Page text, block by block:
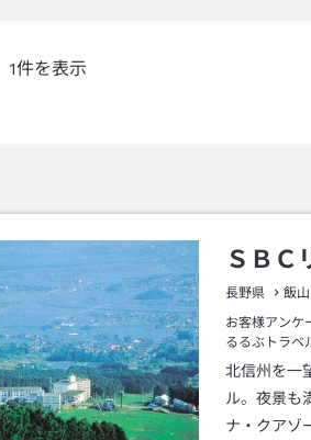
1件を表示
ＳＢＣ
長野県 飯
お客様アンケ
るるぶトラベ
北信州を一
ル。夜景も
ナ・クアゾ